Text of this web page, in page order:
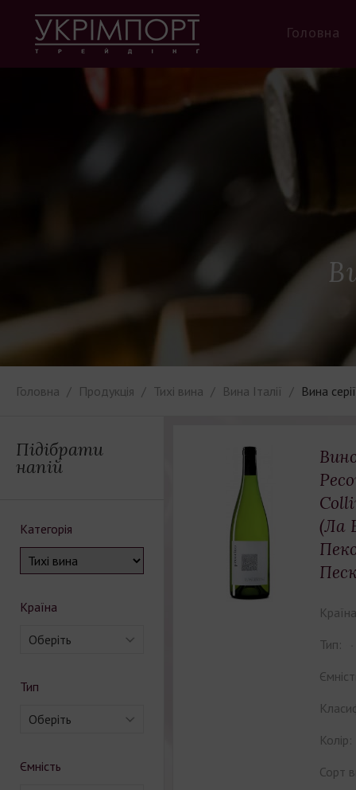
Головна
Головна Продукція Тихі вина Вина Італії Вина
Підібрати
напій
Категорія
Країна
Оберіть
Тип
Оберіть
Ємність
(Ла
Тип:
Колір:
Сорт